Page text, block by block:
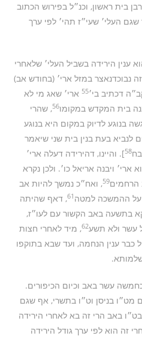
בית ראשון, וכנ״ל בפירוש הכתוב
שגם העלי׳ שעי״ז תהי׳ לפי ערך
ענין הירידה בשביל העלי׳ שלאחרי
נבוכדנאצר במזל ארי׳ (בחודש אב)
דכתיב בי׳55 ארי׳ שאג מי לא
בית המקדש במקומו56, שהרי
בנוגע לדיוק במקום היא בנוגע
לנביא בעת בנין בית שני שיאמר
58]. והיינו, דהירידה דעלה ארי׳
ארי׳ ויבנה אריאל כו׳. ולכן נקרא
הרחמים59, ואח״כ נמשך להיות אב
על ההמשכה למטה 61, דאף שהיתה
בתשעה באב הקשור עם לעו״ז,
עשר ולא תשע62, מיד לאחרי חצות
ענין הנחמה, ועד שבא בתוקפו
עשר באב וכיום הכיפורים.
מט״ו בניסן וט״ו בתשרי, אף שגם
באב הרי זה בא לאחרי הירידה
זה הוא לפי ערך גודל הירידה